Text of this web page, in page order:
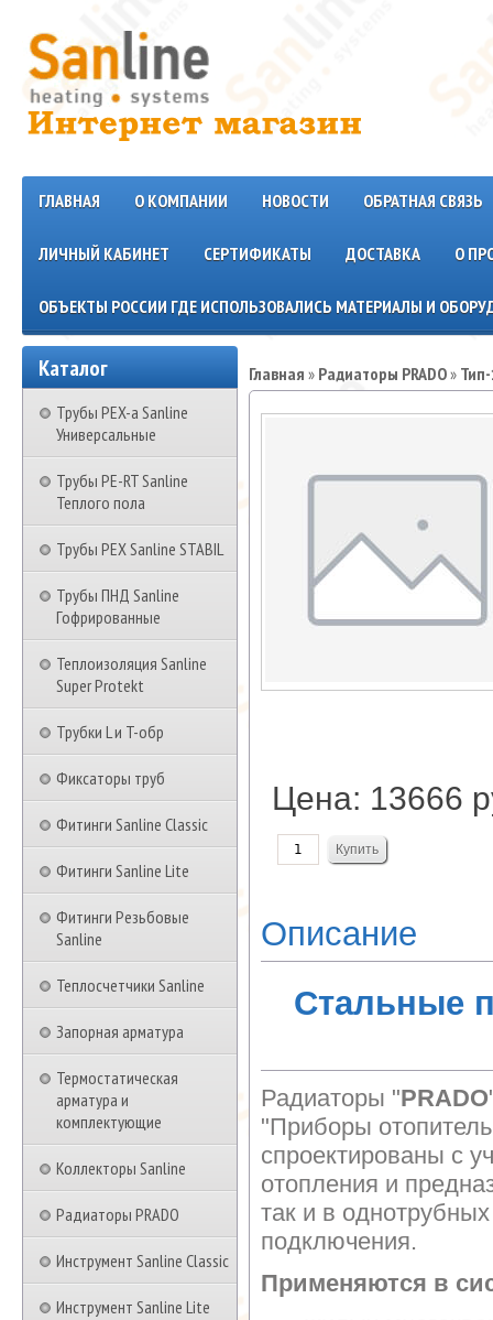
ГЛАВНАЯ О КОМПАНИИ НОВОСТИ ОБРАТНАЯ СВЯЗЬ
ЛИЧНЫЙ КАБИНЕТ СЕРТИФИКАТЫ ДОСТАВКА О
ОБЪЕКТЫ РОССИИ ГДЕ ИСПОЛЬЗОВАЛИСЬ МАТЕРИАЛЫ И
Каталог
Трубы PEX-a Sanline
Универсальные
Трубы PE-RT Sanline
Теплого пола
Трубы PEX Sanline STABIL
Трубы ПНД Sanline
Гофрированные
Теплоизоляция Sanline
Super Protekt
Трубки L и T-обр
Фиксаторы труб
Фитинги Sanline Classic
Фитинги Sanline Lite
Фитинги Резьбовые
Sanline
Теплосчетчики Sanline
Запорная арматура
Термостатическая
арматура и
комплектующие
Коллекторы Sanline
Радиаторы PRADO
Инструмент Sanline Classic
Инструмент Sanline Lite
Главная » Радиаторы PRADO»
Цена: 13666
Описание
Стальные
Радиаторы "PRADO
"Приборы
спроектированы с
отопления и
так и в
подключения.
Применяются в